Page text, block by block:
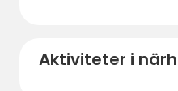
Aktiviteter i